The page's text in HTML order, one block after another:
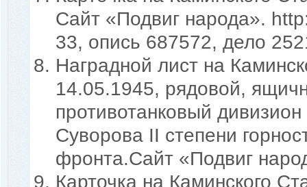
Сайт «Подвиг народа».
33, опись 687572, дело
Наградной лист на
14.05.1945, рядовой,
противотанковый
Суворова II степени
фронта.Сайт «Подвиг
Карточка на Каминского